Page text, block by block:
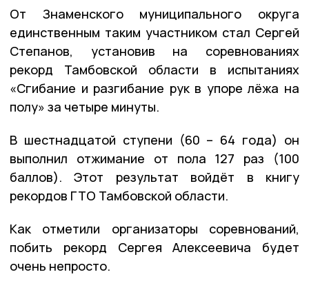
От Знаменского муниципального округа
единственным таким участником стал Сергей
Степанов, установив на соревнованиях
рекорд Тамбовской области в испытаниях
«Сгибание и разгибание рук в упоре лёжа на
полу» за четыре минуты.
В шестнадцатой ступени (60 – 64 года) он
выполнил отжимание от пола 127 раз (100
баллов). Этот результат войдёт в книгу
рекордов ГТО Тамбовской области.
Как отметили организаторы соревнований,
побить рекорд Сергея Алексеевича будет
очень непросто.